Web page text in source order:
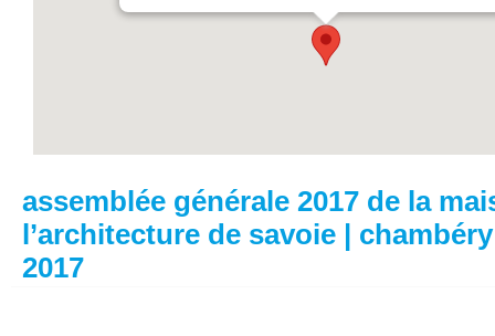
assemblée générale 2017 de la
l’architecture de savoie |
2017